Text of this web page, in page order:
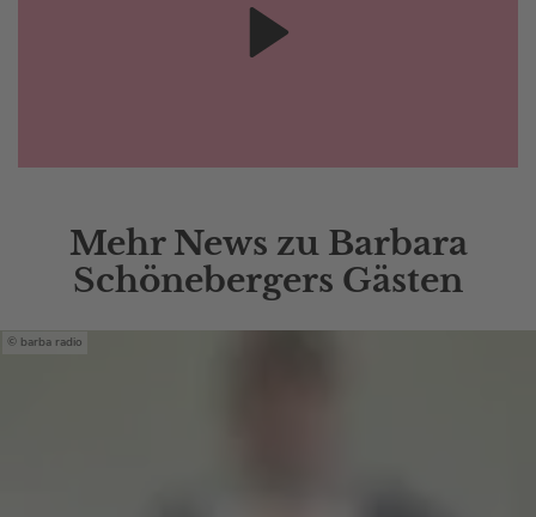
Mehr News zu Barbara
Schönebergers Gästen
barba radio